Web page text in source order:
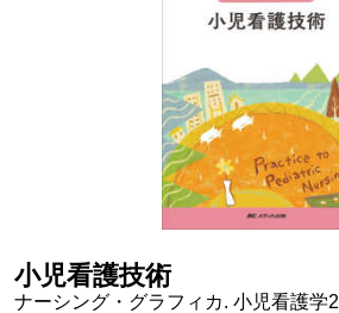
小児看護技術
ナーシング・グラフィカ. 小児看護学2